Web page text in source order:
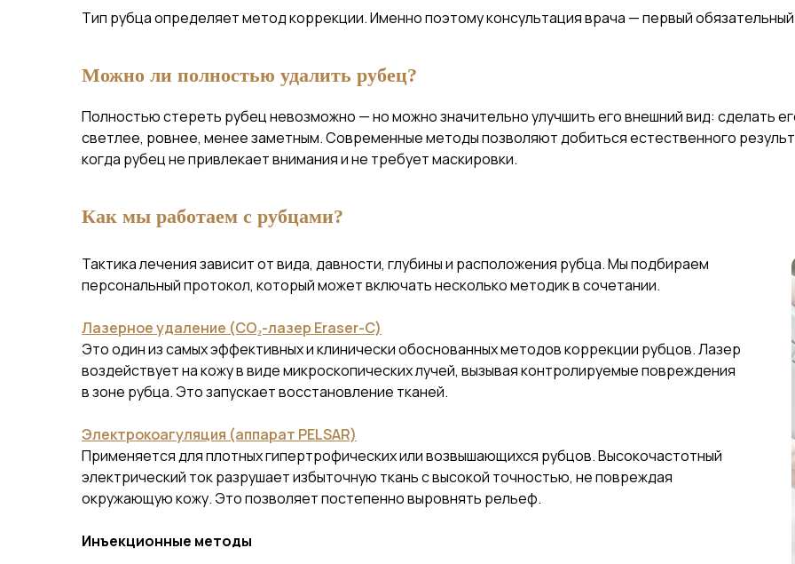
Тип рубца определяет метод коррекции. Именно поэтому консультация врача — первый обязательный
Можно ли полностью удалить рубец?
Полностью стереть рубец невозможно — но можно значительно улучшить его внешний вид: сделать
светлее, ровнее, менее заметным. Современные методы позволяют добиться естественного
когда рубец не привлекает внимания и не требует маскировки.
Как мы работаем с рубцами?
Тактика лечения зависит от вида, давности, глубины и расположения рубца. Мы подбираем
персональный протокол, который может включать несколько методик в сочетании.
Лазерное удаление (CO₂-лазер Eraser-С)
Это один из самых эффективных и клинически обоснованных методов коррекции рубцов. Лазер
воздействует на кожу в виде микроскопических лучей, вызывая контролируемые повреждения
в зоне рубца. Это запускает восстановление тканей.
Электрокоагуляция (аппарат PELSAR)
Применяется для плотных гипертрофических или возвышающихся рубцов. Высокочастотный
электрический ток разрушает избыточную ткань с высокой точностью, не повреждая
окружающую кожу. Это позволяет постепенно выровнять рельеф.
Инъекционные методы